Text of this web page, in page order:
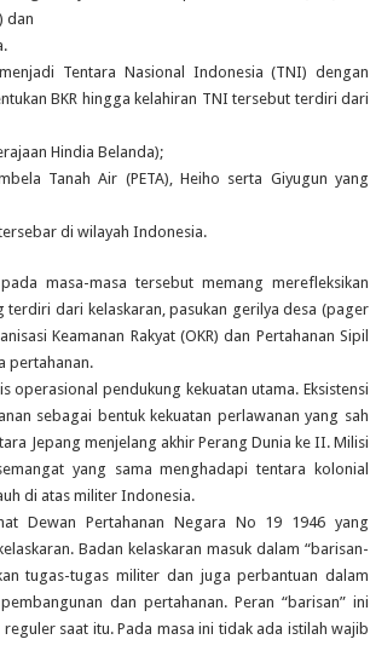
dan
Tentara Nasional Indonesia (TNI) dengan
BKR hingga kelahiran TNI tersebut terdiri dari
Hindia Belanda);
Tanah Air (PETA), Heiho serta Giyugun yang
di wilayah Indonesia.
masa-masa tersebut memang merefleksikan
dari kelaskaran, pasukan gerilya desa (pager
Keamanan Rakyat (OKR) dan Pertahanan Sipil
pertahanan.
pendukung kekuatan utama. Eksistensi
sebagai bentuk kekuatan perlawanan yang sah
Jepang menjelang akhir Perang Dunia ke II. Milisi
yang sama menghadapi tentara kolonial
di atas militer Indonesia.
Dewan Pertahanan Negara No 19 1946 yang
Badan kelaskaran masuk dalam “barisan-
tugas-tugas militer dan juga perbantuan dalam
dan pertahanan. Peran “barisan” ini
saat itu. Pada masa ini tidak ada istilah wajib